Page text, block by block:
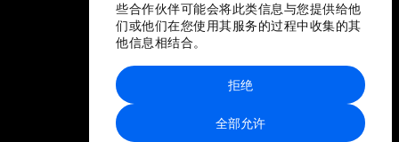
些合作伙伴可能会将此类信息与您提供给他
们或他们在您使用其服务的过程中收集的其
他信息相结合。
全部允许
拒绝
站点地图